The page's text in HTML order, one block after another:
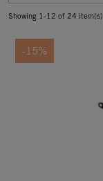
Showing 1-12 of 24 item(s)
-15%